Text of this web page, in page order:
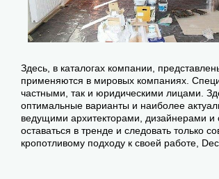
Здесь, в каталогах компании,
применяются в мировых компаниях.
частными, так и юридическими лицами.
оптимальные варианты и наиболее
ведущими архитекторами, дизайнерами
оставаться в тренде и следовать только
кропотливому подходу к своей работе,